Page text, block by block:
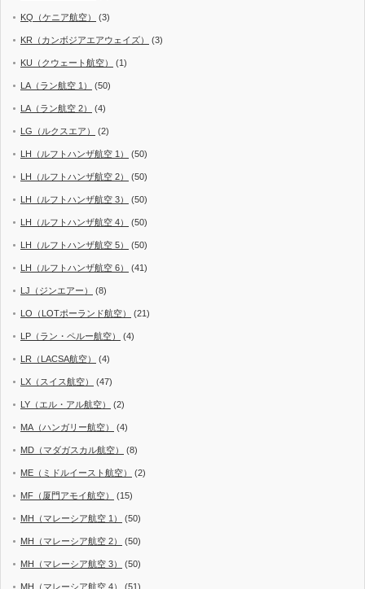
KQ（ケニア航空） (3)
KR（カンボジアエアウェイズ） (3)
KU（クウェート航空） (1)
LA（ラン航空 1） (50)
LA（ラン航空 2） (4)
LG（ルクスエア） (2)
LH（ルフトハンザ航空 1） (50)
LH（ルフトハンザ航空 2） (50)
LH（ルフトハンザ航空 3） (50)
LH（ルフトハンザ航空 4） (50)
LH（ルフトハンザ航空 5） (50)
LH（ルフトハンザ航空 6） (41)
LJ（ジンエアー） (8)
LO（LOTポーランド航空） (21)
LP（ラン・ペルー航空） (4)
LR（LACSA航空） (4)
LX（スイス航空） (47)
LY（エル・アル航空） (2)
MA（ハンガリー航空） (4)
MD（マダガスカル航空） (8)
ME（ミドルイースト航空） (2)
MF（厦門アモイ航空） (15)
MH（マレーシア航空 1） (50)
MH（マレーシア航空 2） (50)
MH（マレーシア航空 3） (50)
MH（マレーシア航空 4） (51)